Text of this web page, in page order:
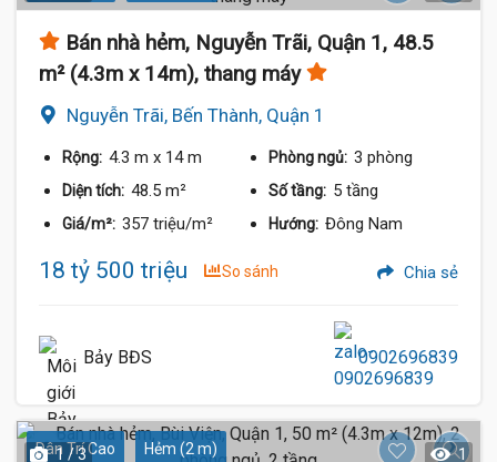
Bán nhà hẻm, Nguyễn Trãi, Quận 1, 48.5
m² (4.3m x 14m), thang máy
Nguyễn Trãi, Bến Thành, Quận 1
Rộng: 4.3 m x 14 m Phòng ngủ: 3 phòng
Diện tích: 48.5 m² Số tầng: 5 tầng
Giá/m²: 357 triệu/m² Hướng: Đông Nam
18 tỷ 500 triệu So sánh Chia sẻ
Bảy BĐS 0902696839
Dân Trí Cao Hẻm (2 m)
1 / 3 1